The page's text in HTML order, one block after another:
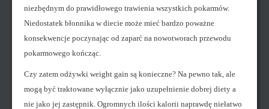
niezbędnym do prawidłowego trawienia wszystkich pokarmów.
Niedostatek błonnika w diecie może mieć bardzo poważne
konsekwencje poczynając od zaparć na nowotworach przewodu
pokarmowego kończąc.
Czy zatem odżywki weight gain są konieczne? Na pewno tak, ale
mogą być traktowane wyłącznie jako uzupełnienie dobrej diety a
nie jako jej zastępnik. Ogromnych ilości kalorii naprawdę niełatwo